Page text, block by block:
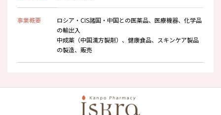
事業概要
ロシア・CIS諸国・中国との医薬品、医療機器、化学品
の輸出入
中成薬（中国漢方製剤）、健康食品、スキンケア製品
の製造、販売